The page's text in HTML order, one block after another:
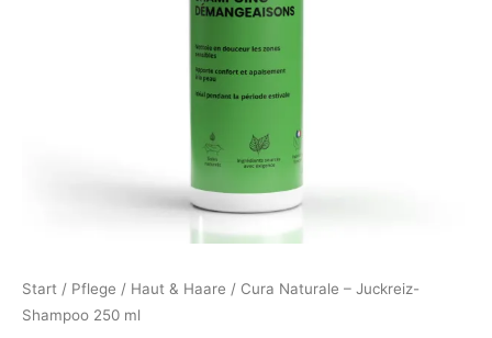
Start / Pflege / Haut & Haare / Cura Naturale – Juckreiz-
Shampoo 250 ml